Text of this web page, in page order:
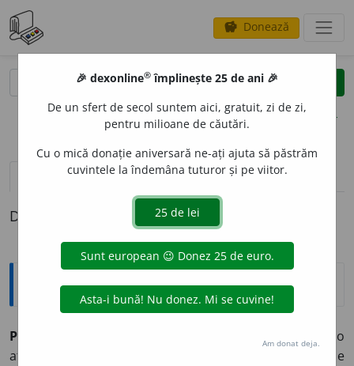
savings Donează
clear
opțiuni
definiții (1) pronunțievolume_up (40)
Definiția cu ID-ul 874862:
Explicative DEX
POLITIC
Care are o
atitudine amabilă, binevoitoare, îndatoritoare, care se
🎉 dexonline® împlinește 25 de ani 🎉
De un sfert de secol suntem aici, gratuit, zi de zi,
pentru milioane de căutări.
Cu o mică donație aniversară ne-ați ajuta să păstrăm
cuvintele la îndemâna tuturor și pe viitor.
Am donat deja.